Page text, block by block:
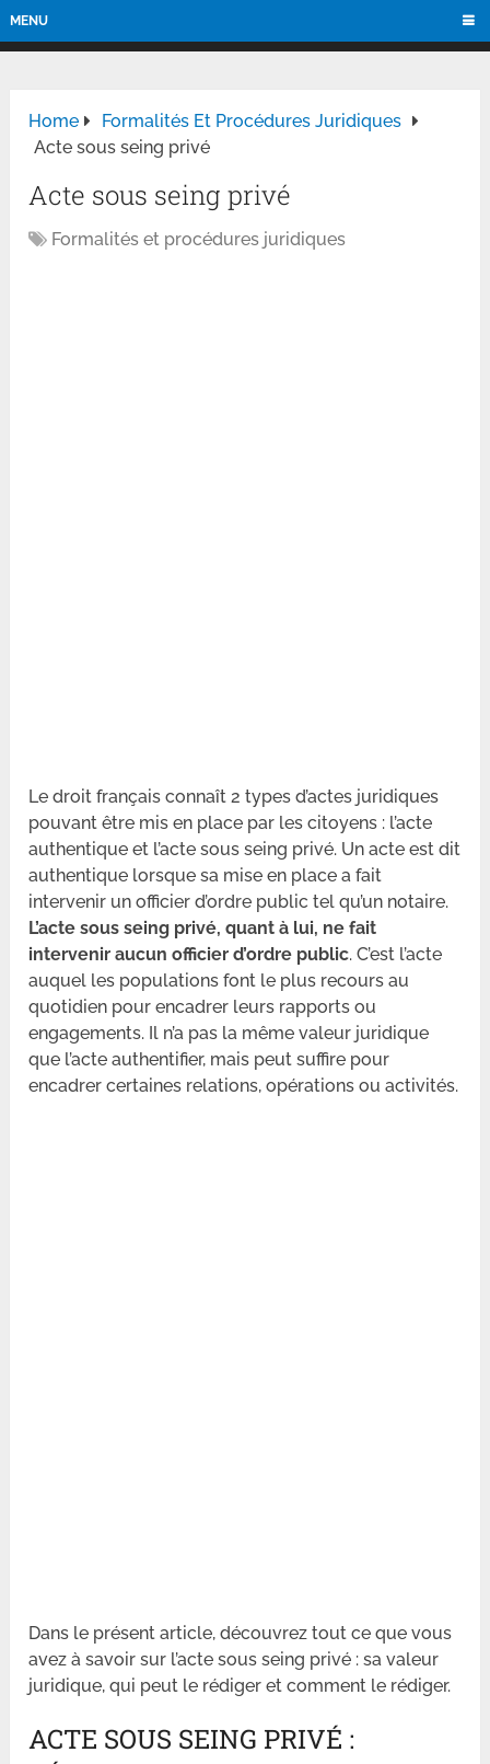
MENU
Home
Formalités Et Procédures Juridiques
Acte sous seing privé
Acte sous seing privé
Formalités et procédures juridiques
Le droit français connaît 2 types d’actes juridiques
pouvant être mis en place par les citoyens : l’acte
authentique et l’acte sous seing privé. Un acte est dit
authentique lorsque sa mise en place a fait
intervenir un officier d’ordre public tel qu’un notaire.
L’acte sous seing privé, quant à lui, ne fait
intervenir aucun officier d’ordre public. C’est l’acte
auquel les populations font le plus recours au
quotidien pour encadrer leurs rapports ou
engagements. Il n’a pas la même valeur juridique
que l’acte authentifier, mais peut suffire pour
encadrer certaines relations, opérations ou activités.
Dans le présent article, découvrez tout ce que vous
avez à savoir sur l’acte sous seing privé : sa valeur
juridique, qui peut le rédiger et comment le rédiger.
ACTE SOUS SEING PRIVÉ :